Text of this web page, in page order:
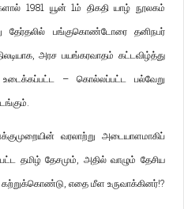
1981 யூன் 1ம் திகதி யாழ் நூலகம்
தேர்தலில் பங்குகொண்டோரை தனிநபர்
அரச பயங்கரவாதம் கட்டவிழ்த்து
உடைக்கப்பட்ட – கொல்லப்பட்ட பல்வேறு
வரலாற்று அடையாளமாகிப்
தமிழ் தேசமும், அதில் வாழும் தேசிய
எதை மீள உருவாக்கினர்!?